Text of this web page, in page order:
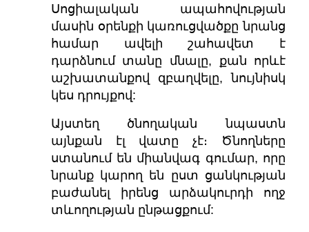
Սոցիալական ապահովության
մասին օրենքի կառուցվածքը նրանց
համար ավելի շահավետ է
դարձնում տանը մնալը, քան որևէ
աշխատանքով զբաղվելը, նույնիսկ
կես դրույքով:
Այստեղ ծնողական նպաստն
այնքան էլ վատը չէ։ Ծնողները
ստանում են միանվագ գումար, որը
նրանք կարող են ըստ ցանկության
բաժանել իրենց արձակուրդի ողջ
տևողության ընթացքում: